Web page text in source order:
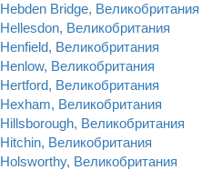
Hebden Bridge, Великобритания
Hellesdon, Великобритания
Henfield, Великобритания
Henlow, Великобритания
Hertford, Великобритания
Hexham, Великобритания
Hillsborough, Великобритания
Hitchin, Великобритания
Holsworthy, Великобритания